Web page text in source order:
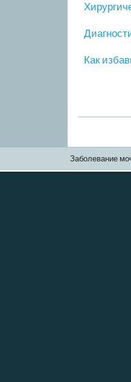
Как
Заболевание